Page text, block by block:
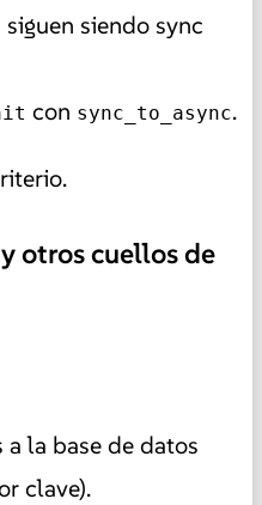
siendo sync
con sync_to_async.
otros cuellos de
la base de datos
clave).